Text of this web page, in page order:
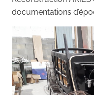
documentations